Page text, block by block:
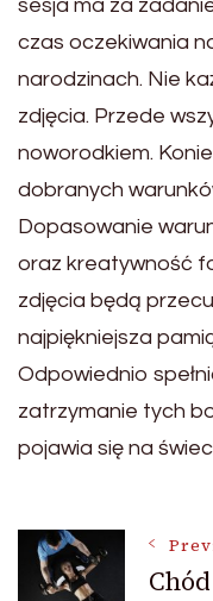
sesja ma za
czas oczekiwania
narodzinach. Nie
zdjęcia. Przede
noworodkiem.
dobranych
Dopasowanie
oraz kreatywność
zdjęcia będą
najpiękniejsza
Odpowiednio
zatrzymanie tych
pojawia się na
Post